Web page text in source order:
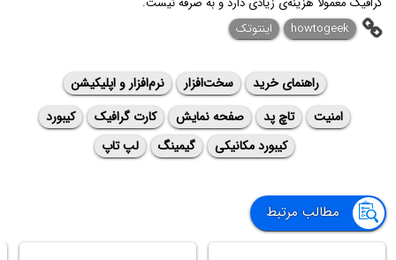
howtogeek
اینتوتک
راهنمای خرید سخت‌افزار
نرم‌افزار و اپلیکیشن
امنیت
تاچ پد صفحه نمایش کارت گرافیک
کیبورد
کیبورد مکانیکی
گیمینگ لپ تاپ
مطالب مرتبط